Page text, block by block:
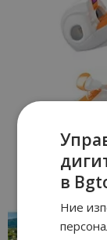
в
Ние